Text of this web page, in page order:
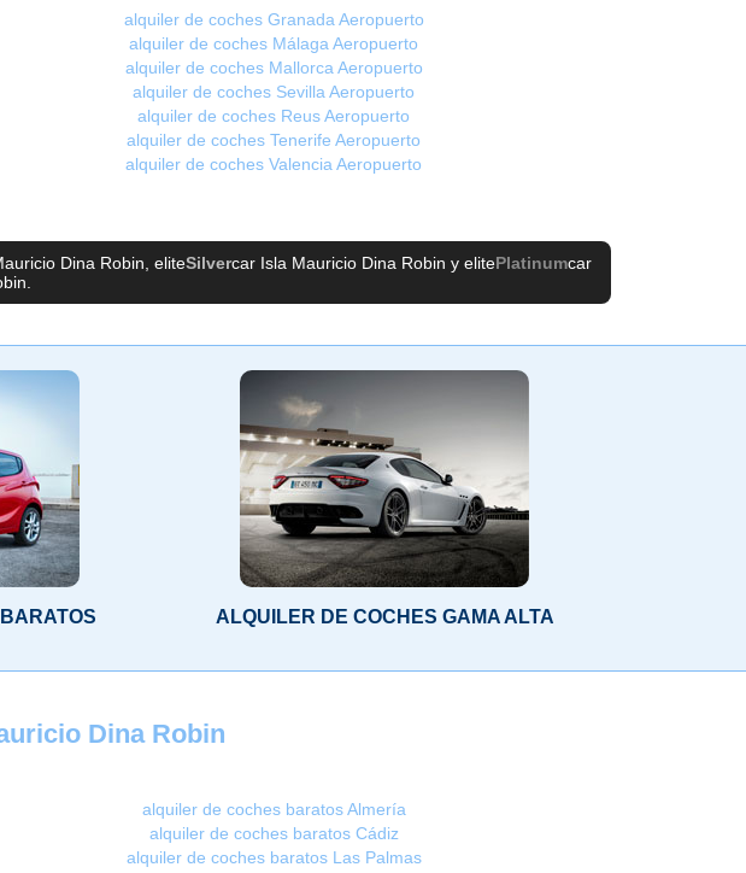
alquiler de coches Granada Aeropuerto
alquiler de coches Málaga Aeropuerto
alquiler de coches Mallorca Aeropuerto
alquiler de coches Sevilla Aeropuerto
alquiler de coches Reus Aeropuerto
alquiler de coches Tenerife Aeropuerto
alquiler de coches Valencia Aeropuerto
Dina Robin , eliteSilvercar Isla Mauricio Dina Robin y elitePlatinumcar
ALQUILER DE COCHES GAMA ALTA
Dina Robin
alquiler de coches baratos Almería
alquiler de coches baratos Cádiz
alquiler de coches baratos Las Palmas